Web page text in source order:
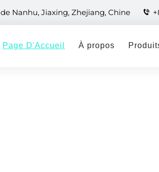
Nanhu, Jiaxing, Zhejiang, Chine
Page D'Accueil À propos